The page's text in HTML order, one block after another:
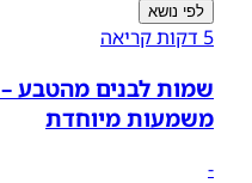
לפי נושא
5 דקות קריאה
שמות לבנים מהטבע
משמעות מיוחדת
-